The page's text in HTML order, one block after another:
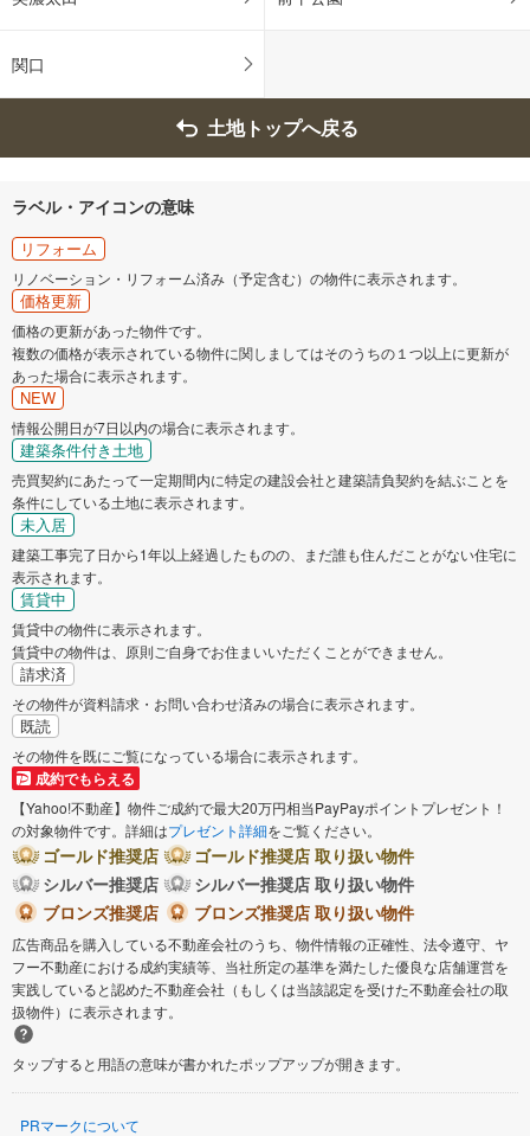
関口
土地トップへ戻る
ラベル・アイコンの意味
リフォーム
リノベーション・リフォーム済み（予定含む）の物件に表示されます。
価格更新
価格の更新があった物件です。
複数の価格が表示されている物件に関しましてはそのうちの１つ以上に更新が
あった場合に表示されます。
NEW
情報公開日が7日以内の場合に表示されます。
建築条件付き土地
売買契約にあたって一定期間内に特定の建設会社と建築請負契約を結ぶことを
条件にしている土地に表示されます。
未入居
建築工事完了日から1年以上経過したものの、まだ誰も住んだことがない住宅に
表示されます。
賃貸中
賃貸中の物件に表示されます。
賃貸中の物件は、原則ご自身でお住まいいただくことができません。
請求済
その物件が資料請求・お問い合わせ済みの場合に表示されます。
既読
その物件を既にご覧になっている場合に表示されます。
成約でもらえる
【Yahoo!不動産】物件ご成約で最大20万円相当PayPayポイントプレゼント！
の対象物件です。詳細はプレゼント詳細をご覧ください。
ゴールド推奨店
ゴールド推奨店 取り扱い物件
シルバー推奨店
シルバー推奨店 取り扱い物件
ブロンズ推奨店
ブロンズ推奨店 取り扱い物件
広告商品を購入している不動産会社のうち、物件情報の正確性、法令遵守、ヤ
フー不動産における成約実績等、当社所定の基準を満たした優良な店舗運営を
実践していると認めた不動産会社（もしくは当該認定を受けた不動産会社の取
扱物件）に表示されます。
タップすると用語の意味が書かれたポップアップが開きます。
PRマークについて